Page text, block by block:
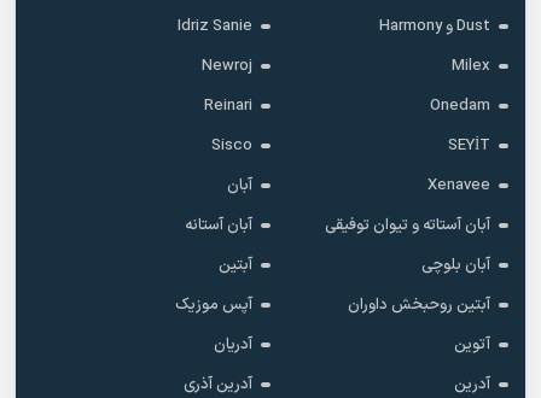
Dust و Harmony
Idriz Sanie
Milex
Newroj
Onedam
Reinari
SEYİT
Sisco
Xenavee
آبان
آبان آستاته و تیوان توفیقی
آبان آستانه
آبان بلوچی
آبتین
آبتین روحبخش داوران
آپس موزیک
آتوین
آدریان
آدرین
آدرین آذری